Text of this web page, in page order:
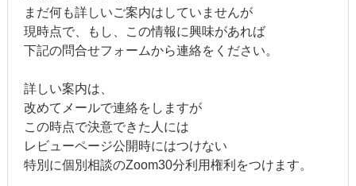
まだ何も詳しいご案内はしていませんが
現時点で、もし、この情報に興味があれば
下記の問合せフォームから連絡をください。
詳しい案内は、
改めてメールで連絡をしますが
この時点で決意できた人には
レビューページ公開時にはつけない
特別に個別相談のZoom30分利用権利をつけます。